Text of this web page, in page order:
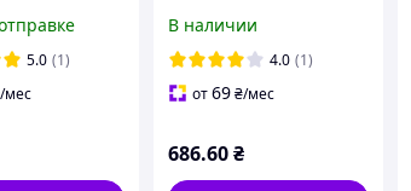
л (4222)
5.0 (1)
/мес
"INTEROS"
В наличии
4.0 (1)
от69₴/мес
686.60₴